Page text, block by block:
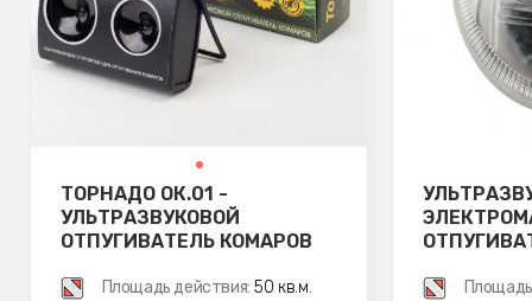
ТОРНАДО ОК.01 -
УЛЬТРАЗВУКОВОЙ
ОТПУГИВАТЕЛЬ КОМАРОВ
Площадь действия: 50 кв.м.
AN-A325